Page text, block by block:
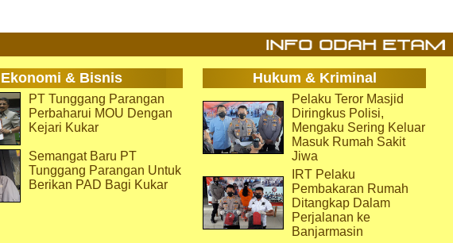
Ekonomi & Bisnis Hukum & Kriminal
PT Tunggang Parangan
Perbaharui MOU Dengan
Kejari Kukar
Semangat Baru PT
Tunggang Parangan Untuk
Berikan PAD Bagi Kukar
Pelaku Teror Masjid
Diringkus Polisi,
Mengaku Sering Keluar
Masuk Rumah Sakit
Jiwa
IRT Pelaku
Pembakaran Rumah
Ditangkap Dalam
Perjalanan ke
Banjarmasin